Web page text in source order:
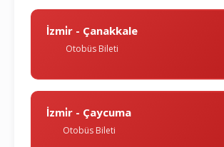
İzmi̇r - Çanakkale
Otobüs Bileti
İzmi̇r - Çaycuma
Otobüs Bileti